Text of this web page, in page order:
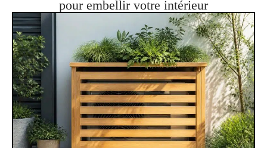
pour embellir votre intérieur